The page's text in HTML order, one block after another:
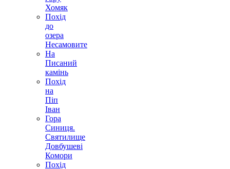
Хомяк
Похід
до
озера
Несамовите
На
Писаний
камінь
Похід
на
Піп
Іван
Гора
Синиця.
Святилище
Довбушеві
Комори
Похід